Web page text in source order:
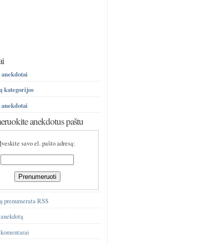
kategorijos
anekdotus paštu
Įveskite savo el. pašto adresą:
prenumerata RSS